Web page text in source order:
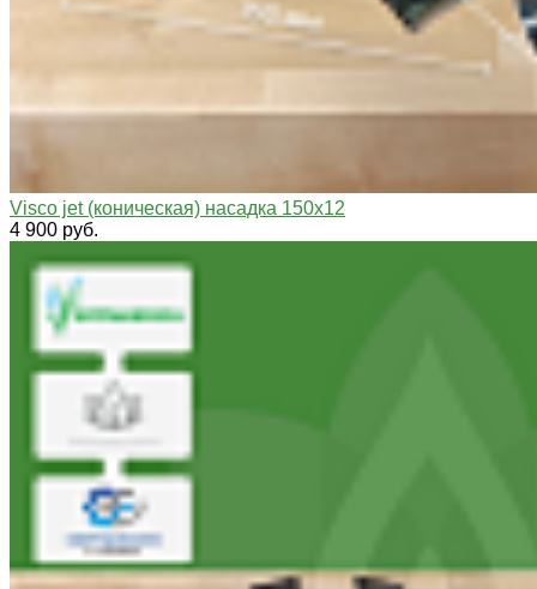
Visco jet (коническая) насадка 150х12
4 900 руб.